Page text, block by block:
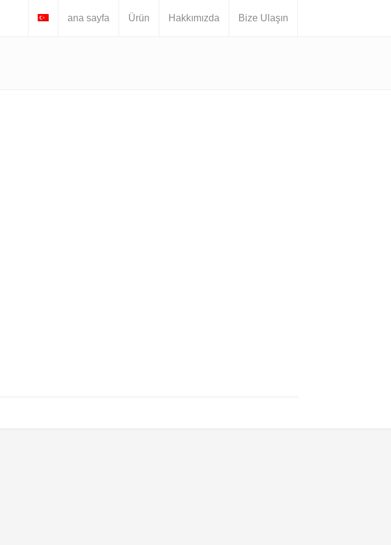
ana sayfa Ürün Hakkımızda Bize Ulaşın